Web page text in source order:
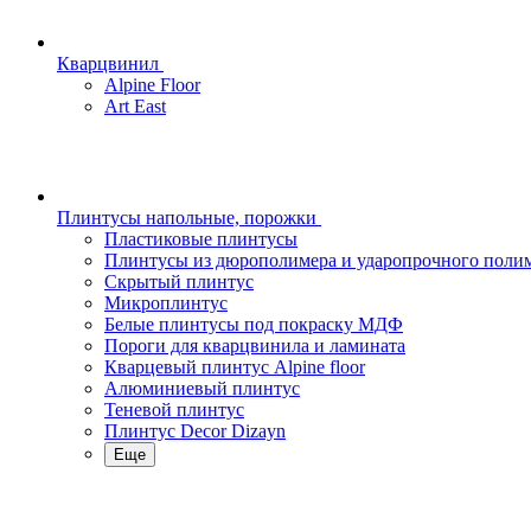
Кварцвинил
Alpine Floor
Art East
Плинтусы напольные, порожки
Пластиковые плинтусы
Плинтусы из дюрополимера и ударопрочного
Скрытый плинтус
Микроплинтус
Белые плинтусы под покраску МДФ
Пороги для кварцвинила и ламината
Кварцевый плинтус Alpine floor
Алюминиевый плинтус
Теневой плинтус
Плинтус Decor Dizayn
Еще